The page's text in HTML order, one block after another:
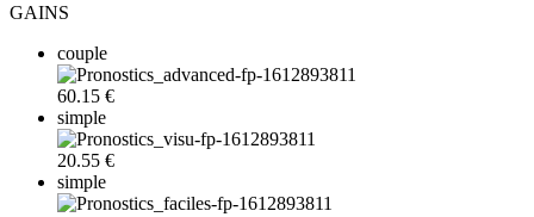
GAINS
couple
60.15 €
simple
20.55 €
simple